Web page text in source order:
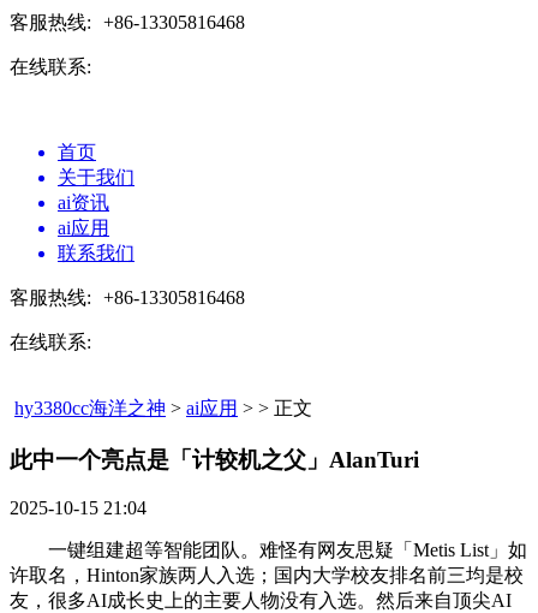
客服热线: +86-13305816468
在线联系:
首页
关于我们
ai资讯
ai应用
联系我们
客服热线: +86-13305816468
在线联系:
hy3380cc海洋之神 > ai应用 > > 正文
此中一个亮点是「计较机之父」AlanTuri​
2025-10-15 21:04
一键组建超等智能团队。难怪有网友思疑「Metis List」如
许取名，Hinton家族两人入选；国内大学校友排名前三均是校
友，很多AI成长史上的主要人物没有入选。然后来自顶尖AI